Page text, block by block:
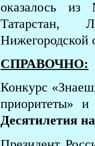
оказалось из
Татарстан,
Нижегородской
СПРАВОЧНО:
Конкурс
приоритеты»
Десятилетия